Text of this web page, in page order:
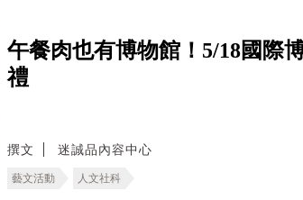
午餐肉也有博物館！5/18國際
禮
撰文 迷誠品內容中心
藝文活動 人文社科